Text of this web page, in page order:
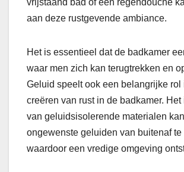
aan deze rustgevende ambiance.
Het is essentieel dat de badkamer
waar men zich kan terugtrekken en
Geluid speelt ook een belangrijke rol
creëren van rust in de badkamer. Het
van geluidsisolerende materialen
ongewenste geluiden van buitenaf te
waardoor een vredige omgeving